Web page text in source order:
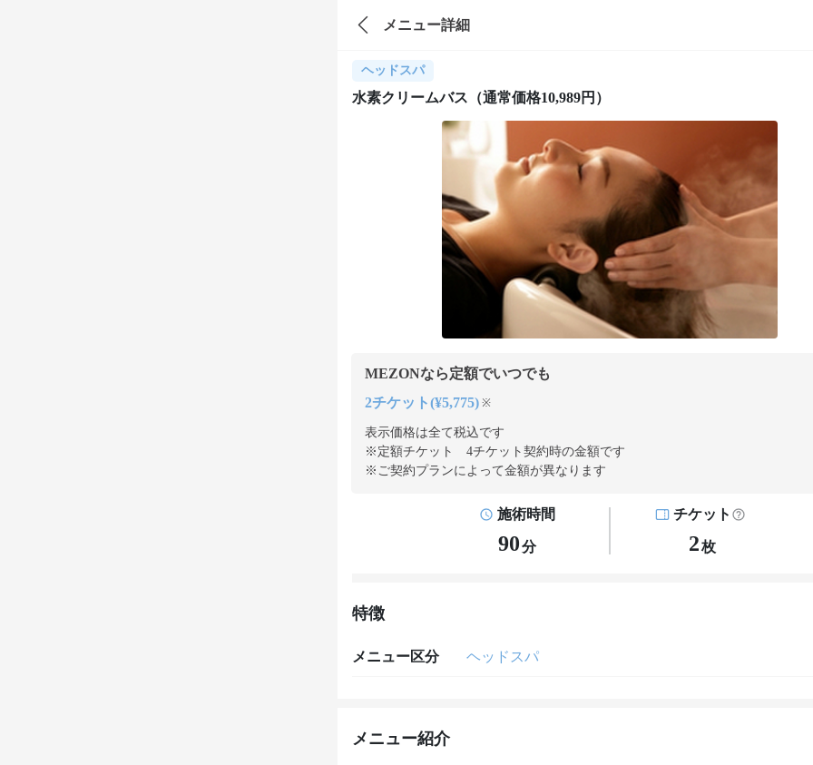
メニュー詳細
ヘッドスパ
水素クリームバス（通常価格10,989円）
MEZONなら定額でいつでも
2チケット(¥5,775) ※
表示価格は全て税込です
※定額チケット 4チケット契約時の金額です
※ご契約プランによって金額が異なります
施術時間
90分
チケット
2枚
特徴
メニュー区分 ヘッドスパ
メニュー紹介